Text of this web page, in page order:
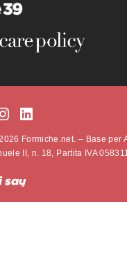
Formiche.net. – Base per
II, n. 18, Partita IVA